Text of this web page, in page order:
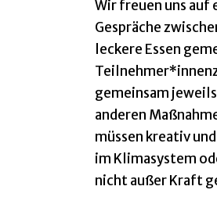
Wir freuen uns auf
Gespräche
leckere Essen
gemeinsam
anderen
müssen kreativ
im Klimasystem
nicht außer Kraft